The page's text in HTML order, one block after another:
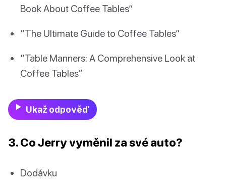
Book About Coffee Tables”
“The Ultimate Guide to Coffee Tables”
“Table Manners: A Comprehensive Look at
Coffee Tables”
Ukaž odpověď
3. Co Jerry vyměnil za své auto?
Dodávku